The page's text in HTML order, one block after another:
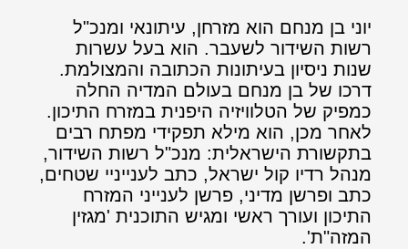
יוני בן מנחם הוא מזרחן, עיתונאי ומנכ"ל
רשות השידור לשעבר. הוא בעל עשרות
שנות ניסיון בעיתונות הכתובה והמצולמת.
דרכו של בן מנחם בעולם המדיה החלה
כמפיק של הטלוויזיה היפנית במזרח התיכון.
לאחר מכן, הוא מילא תפקידי מפתח רבים
בתקשורת הישראלית: מנכ"ל רשות השידור,
מנהל רדיו קול ישראל, כתב לענייניי שטחים,
כתב ופרשן מדיני, פרשן לענייני המזרח
התיכון ועורך ראשי ומגיש התוכנית 'מגזין
המזה"ת'.